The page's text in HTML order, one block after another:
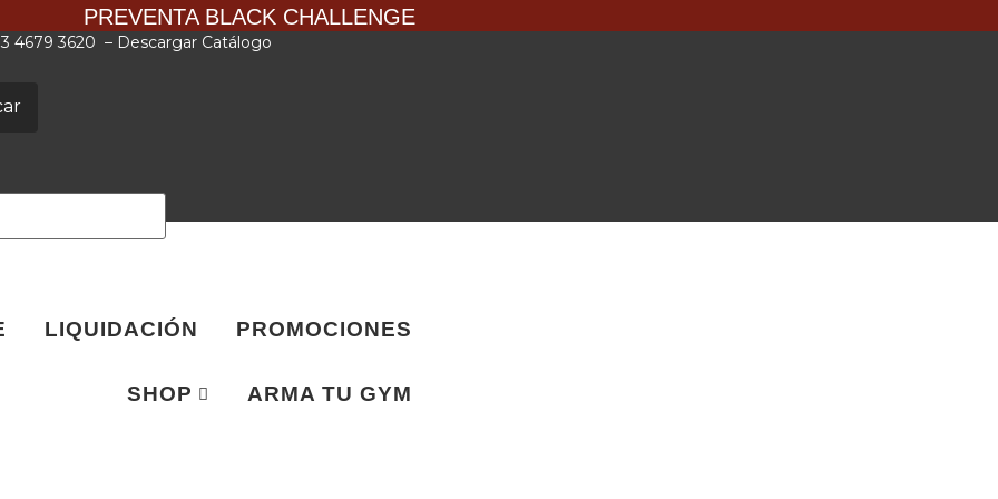
PREVENTA BLACK CHALLENGE
4679 3620 – Descargar Catálogo
LIQUIDACIÓN PROMOCIONES
SHOP ARMA TU GYM